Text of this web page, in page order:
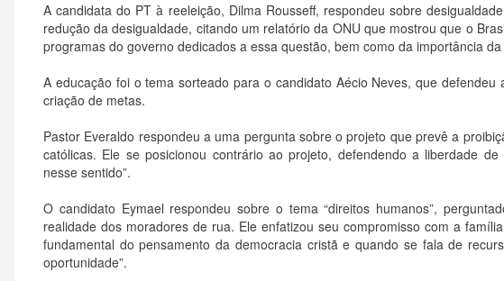
A candidata do PT à reeleição, Dilma Rousseff, respondeu sobre
redução da desigualdade, citando um relatório da ONU que mostrou que o
programas do governo dedicados a essa questão, bem como da importância
A educação foi o tema sorteado para o candidato Aécio Neves, que
criação de metas.
Pastor Everaldo respondeu a uma pergunta sobre o projeto que prevê a
católicas. Ele se posicionou contrário ao projeto, defendendo a liberdade
nesse sentido”.
O candidato Eymael respondeu sobre o tema “direitos humanos”,
realidade dos moradores de rua. Ele enfatizou seu compromisso com a
fundamental do pensamento da democracia cristã e quando se fala de
oportunidade”.